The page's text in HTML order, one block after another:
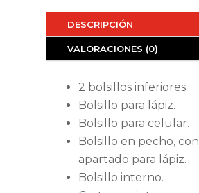
DESCRIPCIÓN
VALORACIONES (0)
2 bolsillos inferiores.
Bolsillo para lápiz.
Bolsillo para celular.
Bolsillo en pecho, con
apartado para lápiz.
Bolsillo interno.